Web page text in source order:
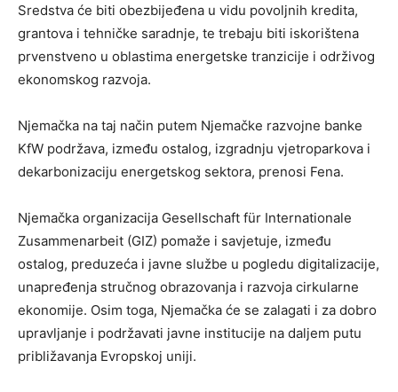
Sredstva će biti obezbijeđena u vidu povoljnih kredita,
grantova i tehničke saradnje, te trebaju biti iskorištena
prvenstveno u oblastima energetske tranzicije i održivog
ekonomskog razvoja.
Njemačka na taj način putem Njemačke razvojne banke
KfW podržava, između ostalog, izgradnju vjetroparkova i
dekarbonizaciju energetskog sektora, prenosi Fena.
Njemačka organizacija Gesellschaft für Internationale
Zusammenarbeit (GIZ) pomaže i savjetuje, između
ostalog, preduzeća i javne službe u pogledu digitalizacije,
unapređenja stručnog obrazovanja i razvoja cirkularne
ekonomije. Osim toga, Njemačka će se zalagati i za dobro
upravljanje i podržavati javne institucije na daljem putu
približavanja Evropskoj uniji.